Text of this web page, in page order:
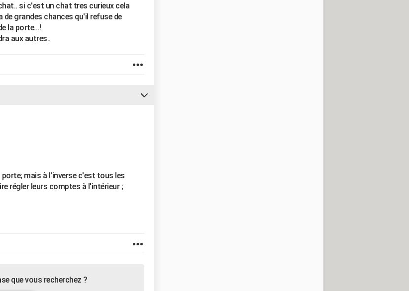
si c'est un chat tres curieux cela
de grandes chances qu'il refuse de
la porte...!
aux autres..
porte; mais à l'inverse c'est tous les
régler leurs comptes à l'intérieur ;
que vous recherchez ?